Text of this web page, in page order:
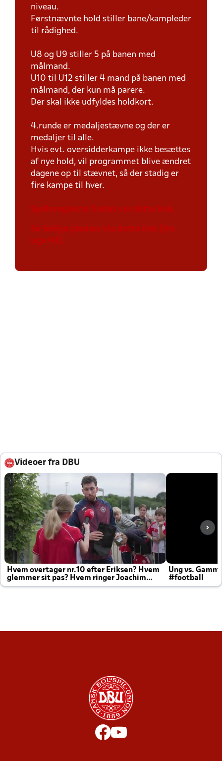
niveau.
Førstnævnte hold stiller bane/kampleder
til rådighed.
U8 og U9 stiller 5 på banen med
målmand.
U10 til U12 stiller 4 mand på banen med
målmand, der kun må parere.
Der skal ikke udfyldes holdkort.
4.runde er medaljestævne og der er
medaljer til alle.
Hvis evt. oversidderkampe ikke besættes
af nye hold, vil programmet blive ændret
dagene op til stævnet, så der stadig er
fire kampe til hver.
Spillereglerne findes via dette link.
Se ledige pladser via dette link (fra
uge 43).
Videoer fra DBU
Hvem overtager nr.10 efter Eriksen? Hvem
glemmer sit pas? Hvem ringer Joachim
altid til efter kampe?
Ung vs.
#football